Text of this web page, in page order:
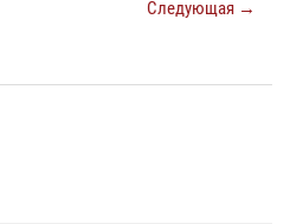
Следующая →